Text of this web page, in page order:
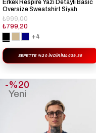
Erkek Respire Yazı Detaylı Basic
Oversize Sweatshirt Siyah
₺799,20
₺999,00
+4
SEPETTE %20 İNDIRIM₺639,36
%20
Yeni